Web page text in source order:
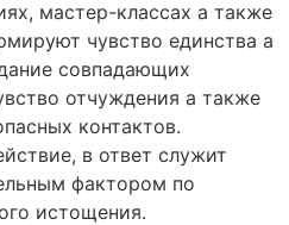
мастер-классах а также
чувство единства а
совпадающих
отчуждения а также
контактов.
в ответ служит
фактором по
истощения.